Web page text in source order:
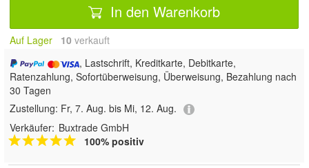
In den Warenkorb
Auf Lager 10 verkauft
, Lastschrift, Kreditkarte, Debitkarte,
Ratenzahlung, Sofortüberweisung, Überweisung, Bezahlung nach
30 Tagen
Zustellung: Fr, 7. Aug. bis Mi, 12. Aug.
Verkäufer: Buxtrade GmbH
100% positiv